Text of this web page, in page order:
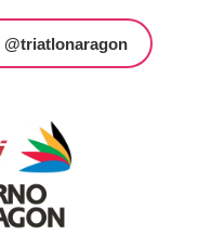
@triatlonaragon